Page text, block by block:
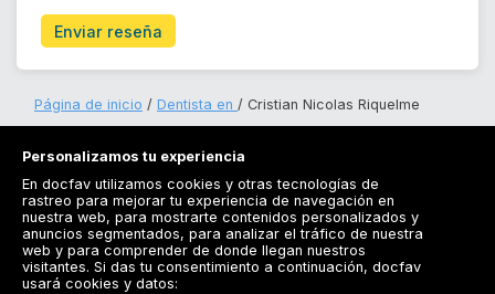
Enviar reseña
Página de inicio Dentista en Cristian Nicolas Riquelme
Registrarse
Docfav
Personalizamos tu experiencia
En docfav utilizamos cookies y otras tecnologías de
rastreo para mejorar tu experiencia de navegación en
nuestra web, para mostrarte contenidos personalizados y
anuncios segmentados, para analizar el tráfico de nuestra
web y para comprender de donde llegan nuestros
visitantes. Si das tu consentimiento a continuación, docfav
usará cookies y datos: